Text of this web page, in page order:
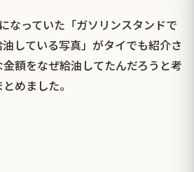
なっていた「ガソリンスタンドで
している写真」がタイでも紹介さ
額をなぜ給油してたんだろうと考
めました。